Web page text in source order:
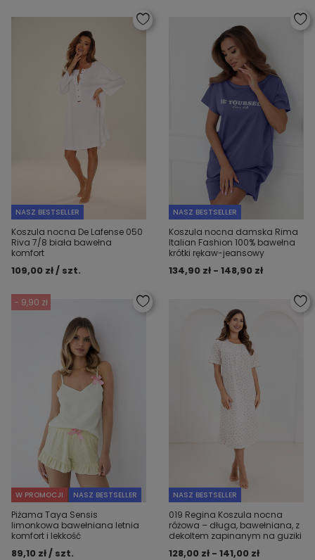
NASZ BESTSELLER
Koszula nocna De Lafense 050
Riva 7/8 biała bawełna
komfort
109,00 zł / szt.
NASZ BESTSELLER
Koszula nocna damska Rima
Italian Fashion 100% bawełna
krótki rękaw-jeansowy
134,90 zł - 148,90 zł
- 9,90 zł
W PROMOCJI NASZ BESTSELLER
Piżama Taya Sensis
limonkowa bawełniana letnia
komfort i lekkość
89,10 zł / szt.
NASZ BESTSELLER
019 Regina Koszula nocna
różowa – długa, bawełniana, z
dekoltem zapinanym na guziki
128,00 zł - 141,00 zł